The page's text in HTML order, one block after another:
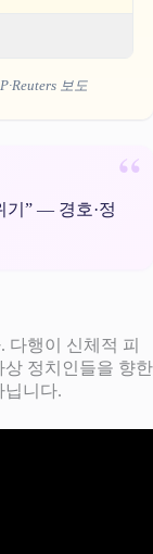
보도
기” — 경호·정
다행이 신체적 피
정치인들을 향한
닙니다.